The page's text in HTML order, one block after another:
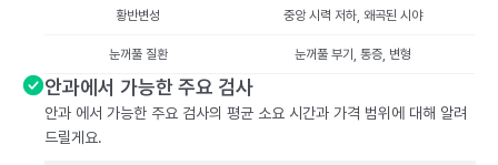
황반변성 중앙 시력 저하, 왜곡된 시야
눈꺼풀 질환 눈꺼풀 부기, 통증, 변형
안과에서 가능한 주요 검사
안과 에서 가능한 주요 검사의 평균 소요 시간과 가격 범위에 대해 알려
드릴게요.